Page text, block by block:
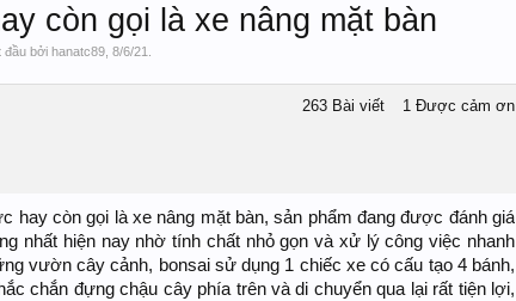
còn gọi là xe nâng mặt bàn
đầu bởi hanatc89 8/6/21
263 Bài viết 1 Được cảm ơn
hay còn gọi là xe nâng mặt bàn, sản phẩm đang được đánh giá
nhất hiện nay nhờ tính chất nhỏ gọn và xử lý công việc nhanh
vườn cây cảnh, bonsai sử dụng 1 chiếc xe có cấu tạo 4 bánh,
chắn đựng chậu cây phía trên và di chuyển qua lại rất tiện lợi,